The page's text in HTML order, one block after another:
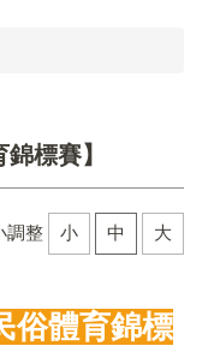
標賽】
調整 小 中
大
俗體育錦標